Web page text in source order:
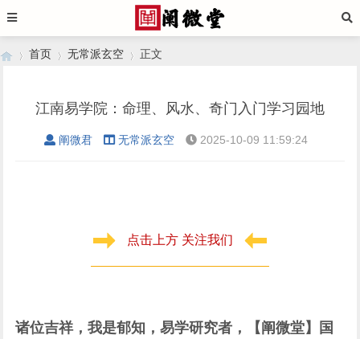
首页 无常派玄空 正文
江南易学院：命理、风水、奇门入门学习园地
阐微君 无常派玄空 2025-10-09 11:59:24
点击上方 关注我们
诸位吉祥，我是郁知，易学研究者，【阐微堂】国